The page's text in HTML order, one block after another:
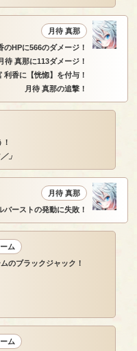
月待 真那
のHPに566のダメージ！
真那に113ダメージ！
利香に【恍惚】を付与！
月待 真那の追撃！
」
月待 真那
バーストの発動に失敗！
ム
のブラックジャック！
ム